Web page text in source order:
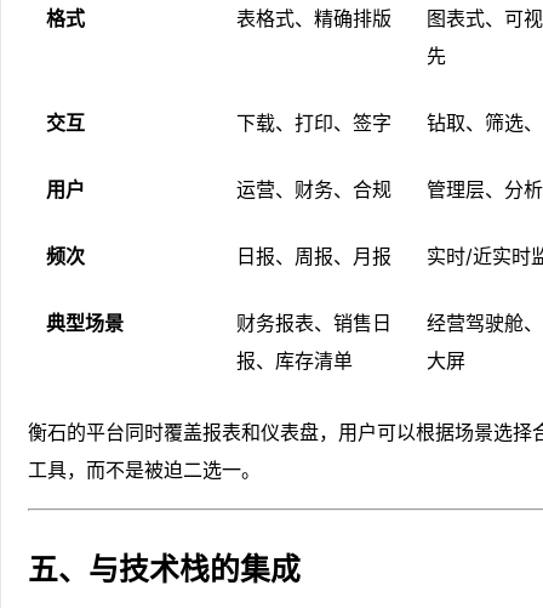
格式 表格式、精确排版
图表式、可
先
交互 下载、打印、签字 钻取、筛选
用户 运营、财务、合规 管理层、分
频次 日报、周报、月报 实时/近实时
典型场景
财务报表、销售日
报、库存清单
经营驾驶舱
大屏
衡石的平台同时覆盖报表和仪表盘，用户可以根据场景选择
工具，而不是被迫二选一。
五、与技术栈的集成